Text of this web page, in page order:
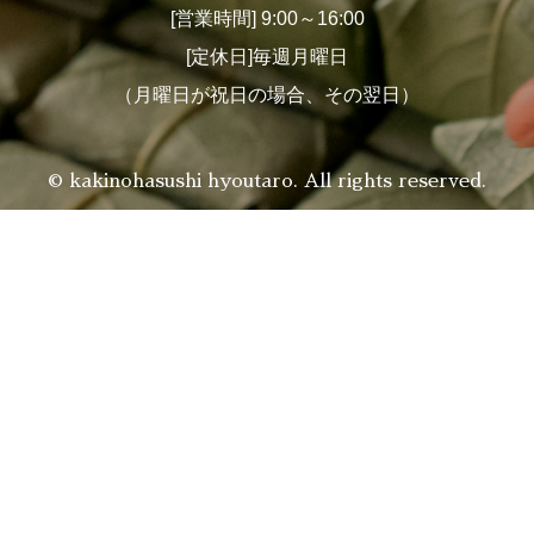
[営業時間] 9:00～16:00
[定休日]毎週月曜日
（月曜日が祝日の場合、その翌日）
© kakinohasushi hyoutaro. All rights reserved.